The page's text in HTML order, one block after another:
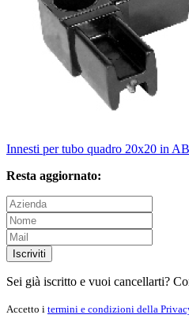
Innesti per tubo quadro 20x20 in
Resta aggiornato:
Iscriviti
Sei già iscritto e vuoi cancellarti?
Accetto i termini e condizioni della